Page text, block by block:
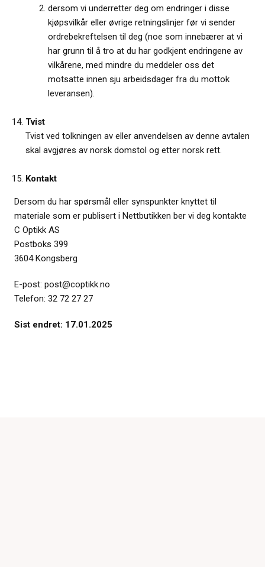
dersom vi underretter deg om endringer i disse
kjøpsvilkår eller øvrige retningslinjer før vi sender
ordrebekreftelsen til deg (noe som innebærer at vi
har grunn til å tro at du har godkjent endringene av
vilkårene, med mindre du meddeler oss det
motsatte innen sju arbeidsdager fra du mottok
leveransen).
Tvist
Tvist ved tolkningen av eller anvendelsen av denne avtalen
skal avgjøres av norsk domstol og etter norsk rett.
Kontakt
Dersom du har spørsmål eller synspunkter knyttet til
materiale som er publisert i Nettbutikken ber vi deg kontakte
C Optikk AS
Postboks 399
3604 Kongsberg
E-post: post@coptikk.no
Telefon: 32 72 27 27
Sist endret: 17.01.2025